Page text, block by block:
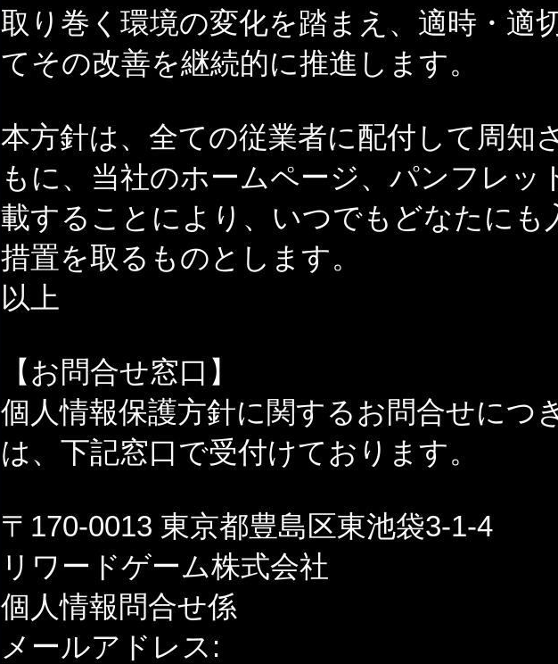
取り巻く環境の変化を踏まえ、適時・適
てその改善を継続的に推進します。
本方針は、全ての従業者に配付して周知
もに、当社のホームページ、パンフレッ
載することにより、いつでもどなたにも
措置を取るものとします。
以上
【お問合せ窓口】
個人情報保護方針に関するお問合せにつ
は、下記窓口で受付けております。
〒170-0013 東京都豊島区東池袋3-1-4
リワードゲーム株式会社
個人情報問合せ係
メールアドレス: